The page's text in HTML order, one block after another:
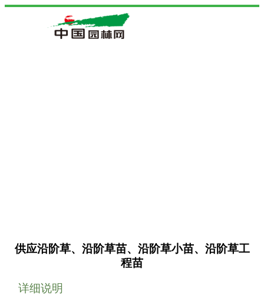
供应沿阶草、沿阶草苗、沿阶草小苗、沿阶草工
程苗
详细说明